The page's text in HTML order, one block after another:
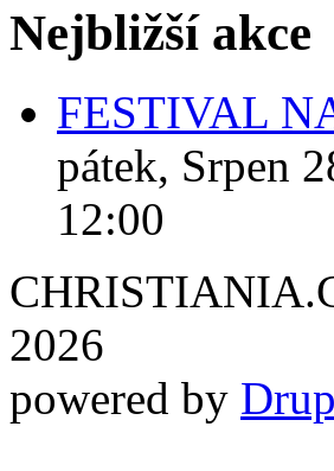
Nejbližší akce
FESTIVAL
pátek, Srpen
12:00
2026
powered by